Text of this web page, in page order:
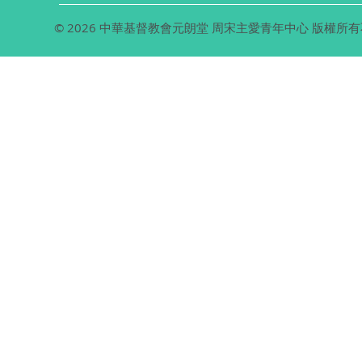
© 2026 中華基督教會元朗堂 周宋主愛青年中心 版權所有